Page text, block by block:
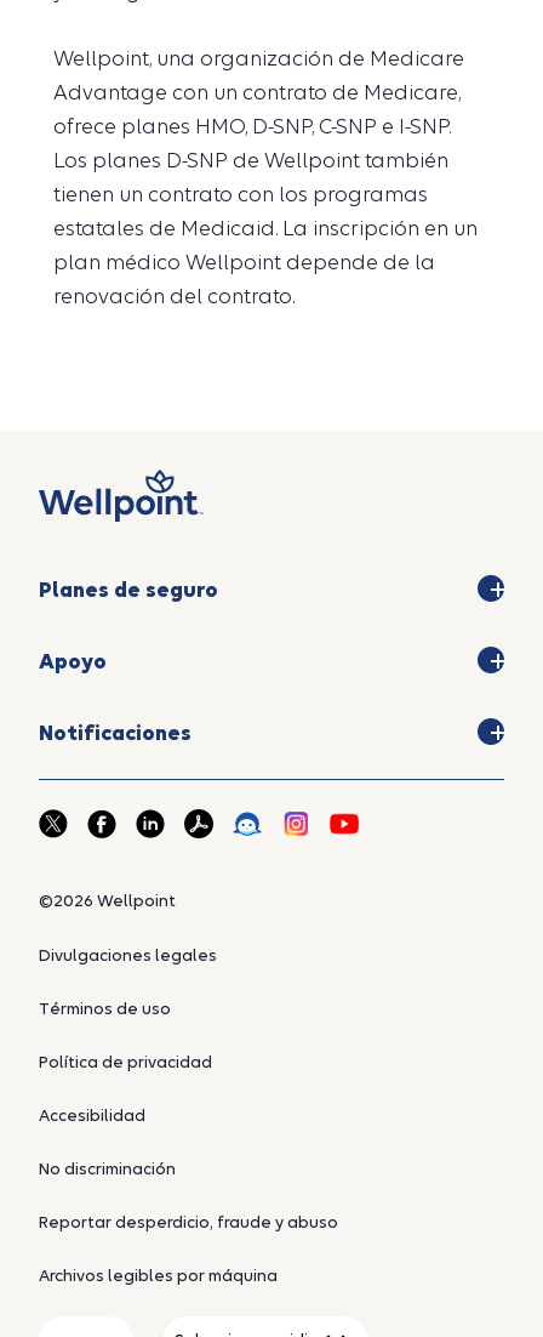
Wellpoint, una organización de Medicare
Advantage con un contrato de Medicare,
ofrece planes HMO, D-SNP, C-SNP e I-SNP.
Los planes D-SNP de Wellpoint también
tienen un contrato con los programas
estatales de Medicaid. La inscripción en un
plan médico Wellpoint depende de la
renovación del contrato.
Planes de seguro
Apoyo
Notificaciones
©2026 Wellpoint
Divulgaciones legales
Términos de uso
Política de privacidad
Accesibilidad
No discriminación
Reportar desperdicio, fraude y abuso
Archivos legibles por máquina